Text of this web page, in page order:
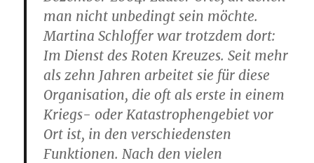
man nicht unbedingt sein möchte.
Martina Schloffer war trotzdem dort:
Im Dienst des Roten Kreuzes. Seit mehr
als zehn Jahren arbeitet sie für diese
Organisation, die oft als erste in einem
Kriegs- oder Katastrophengebiet vor
Ort ist, in den verschiedensten
Funktionen. Nach den vielen